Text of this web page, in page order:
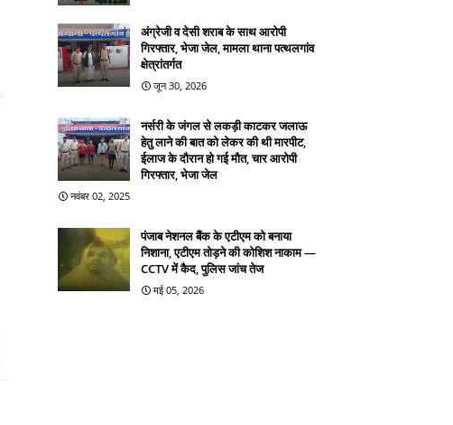
अंग्रेजी व देसी शराब के साथ आरोपी
गिरफ्तार, भेजा जेल, मामला थाना पत्थलगांव
क्षेत्रांतर्गत
जून 30, 2026
नर्सरी के जंगल से लकड़ी काटकर जलाऊ
हेतु लाने की बात को लेकर की थी मारपीट,
ईलाज के दौरान हो गई मौत, चार आरोपी
गिरफ्तार, भेजा जेल
नवंबर 02, 2025
पंजाब नेशनल बैंक के एटीएम को बनाया
निशाना, एटीएम तोड़ने की कोशिश नाकाम —
CCTV में कैद, पुलिस जांच तेज
मई 05, 2026